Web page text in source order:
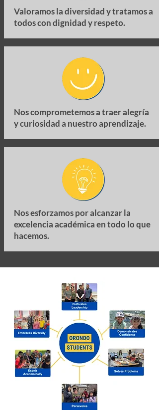
Valoramos la diversidad y tratamos a
todos con dignidad y respeto.
Nos comprometemos a traer alegría
y curiosidad a nuestro aprendizaje.
Nos esforzamos por alcanzar la
excelencia académica en todo lo que
hacemos.